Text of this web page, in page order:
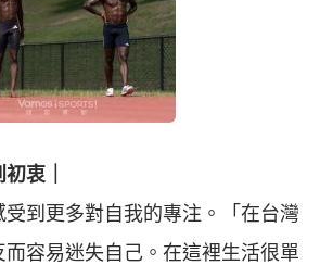
衷｜
到更多對自我的專注。「在台灣
容易迷失自己。在這裡生活很單